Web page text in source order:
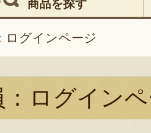
商品を探す
ログインページ
：ログイン